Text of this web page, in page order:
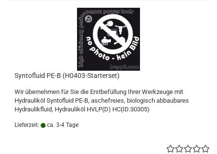
Syntofluid PE-B (H0403-Starterset)
Wir übernehmen für Sie die Erstbefüllung Ihrer Werkzeuge mit
Hydrauliköl Syntofluid PE-B, aschefreies, biologisch abbaubares
Hydraulikfluid, Hydrauliköl HVLP(D) HC(ID:30305)
Lieferzeit: ca. 3-4 Tage